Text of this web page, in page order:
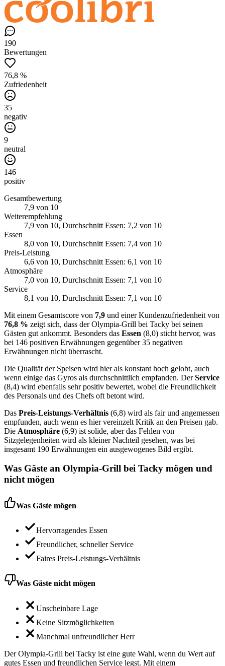
190
Bewertungen
76,8 %
Zufriedenheit
35
negativ
9
neutral
146
positiv
Gesamtbewertung
7,9 von 10
Weiterempfehlung
7,9 von 10, Durchschnitt Essen: 7,2 von 10
Essen
8,0 von 10, Durchschnitt Essen: 7,4 von 10
Preis-Leistung
6,6 von 10, Durchschnitt Essen: 6,1 von 10
Atmosphäre
7,0 von 10, Durchschnitt Essen: 7,1 von 10
Service
8,1 von 10, Durchschnitt Essen: 7,1 von 10
Mit einem Gesamtscore von 7,9 und einer Kundenzufriedenheit von
76,8 % zeigt sich, dass der Olympia-Grill bei Tacky bei seinen
Gästen gut ankommt. Besonders das Essen (8,0) sticht hervor, was
bei 146 positiven Erwähnungen gegenüber 35 negativen
Erwähnungen nicht überrascht.
Die Qualität der Speisen wird hier als konstant hoch gelobt, auch
wenn einige das Gyros als durchschnittlich empfanden. DerService
(8,4) wird ebenfalls sehr positiv bewertet, wobei die Freundlichkeit
des Personals und des Chefs oft betont wird.
Das Preis-Leistungs-Verhältnis (6,8) wird als fair und angemessen
empfunden, auch wenn es hier vereinzelt Kritik an den Preisen gab.
Die Atmosphäre (6,9) ist solide, aber das Fehlen von
Sitzgelegenheiten wird als kleiner Nachteil gesehen, was bei
insgesamt 190 Erwähnungen ein ausgewogenes Bild ergibt.
Was Gäste an Olympia-Grill bei Tacky mögen und
nicht mögen
Was Gäste mögen
Hervorragendes Essen
Freundlicher, schneller Service
Faires Preis-Leistungs-Verhältnis
Was Gäste nicht mögen
Unscheinbare Lage
Keine Sitzmöglichkeiten
Manchmal unfreundlicher Herr
Der Olympia-Grill bei Tacky ist eine gute Wahl, wenn du Wert auf
gutes Essen und freundlichen Service legst. Mit einem